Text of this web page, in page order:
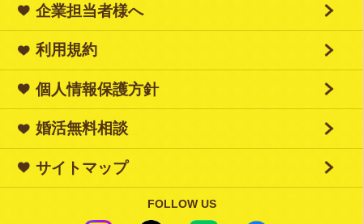
企業担当者様へ
利用規約
個人情報保護方針
婚活無料相談
サイトマップ
FOLLOW US